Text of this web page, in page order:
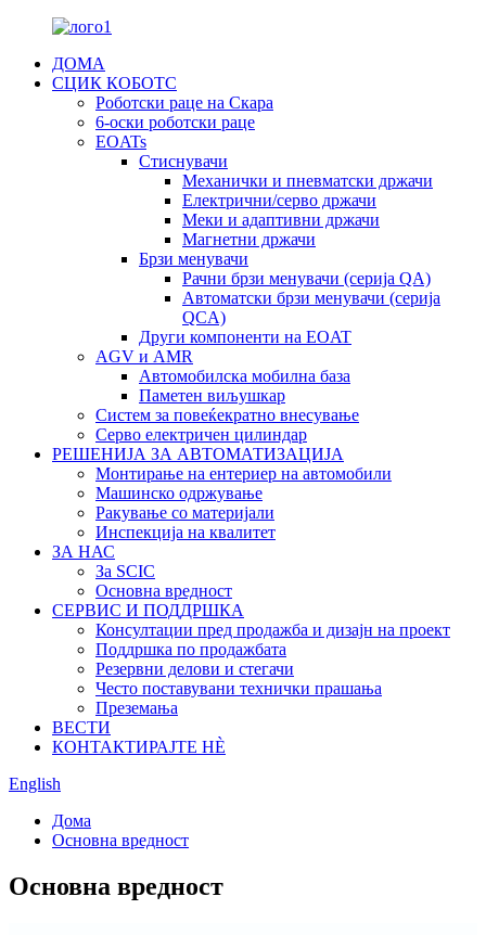
ДОМА
СЦИК КОБОТС
Роботски раце на Скара
6-оски роботски раце
EOATs
Стиснувачи
Механички и пневматски држачи
Електрични/серво држачи
Меки и адаптивни држачи
Магнетни држачи
Брзи менувачи
Рачни брзи менувачи (серија QA)
Автоматски брзи менувачи (серија
QCA)
Други компоненти на EOAT
AGV и AMR
Автомобилска мобилна база
Паметен виљушкар
Систем за повеќекратно внесување
Серво електричен цилиндар
РЕШЕНИЈА ЗА АВТОМАТИЗАЦИЈА
Монтирање на ентериер на автомобили
Машинско одржување
Ракување со материјали
Инспекција на квалитет
ЗА НАС
За SCIC
Основна вредност
СЕРВИС И ПОДДРШКА
Консултации пред продажба и дизајн на проект
Поддршка по продажбата
Резервни делови и стегачи
Често поставувани технички прашања
Преземања
ВЕСТИ
КОНТАКТИРАЈТЕ НÈ
English
Дома
Основна вредност
Основна вредност